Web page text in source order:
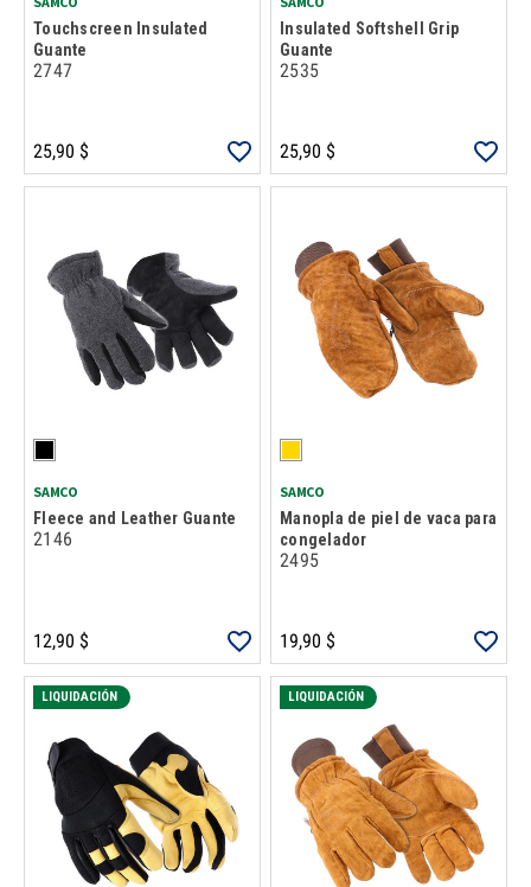
Touchscreen Insulated
Guante
2747
25,90 $
Insulated Softshell Grip
Guante
2535
25,90 $
SAMCO
Fleece and Leather Guante
2146
12,90 $
SAMCO
Manopla de piel de vaca para
congelador
2495
19,90 $
LIQUIDACIÓN LIQUIDACIÓN